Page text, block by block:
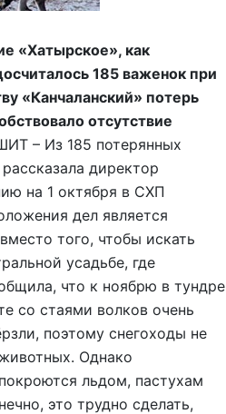
«Хатырское», как
185 важенок при
«Канчаланский» потерь
отсутствие
– Из 185 потерянных
директор
на 1 октября в СХП
дел является
того, чтобы искать
усадьбе, где
что к ноябрю в тундре
со стаями волков очень
поэтому снегоходы не
Однако
льдом, пастухам
это трудно сделать,